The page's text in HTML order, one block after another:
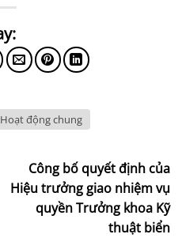
Hoạt động chung
Công bố quyết định của
Hiệu trưởng giao nhiệm vụ
quyền Trưởng khoa Kỹ
thuật biển